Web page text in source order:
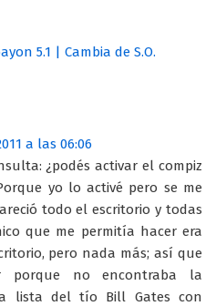
5.1 | Cambia de S.O.
a las 06:06
¿podés activar el compiz
yo lo activé pero se me
todo el escritorio y todas
que me permitía hacer era
pero nada más; así que
porque no encontraba la
lista del tío Bill Gates con